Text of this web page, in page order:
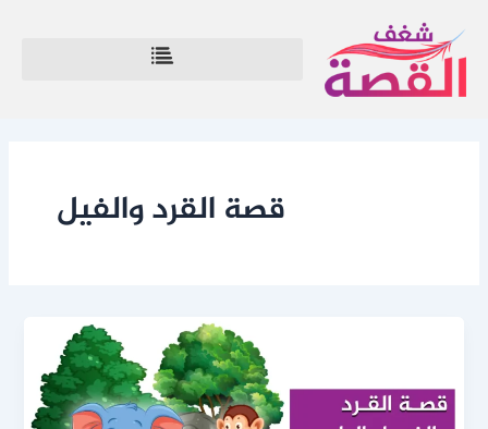
إلى
المحتوى
قصة القرد والفيل